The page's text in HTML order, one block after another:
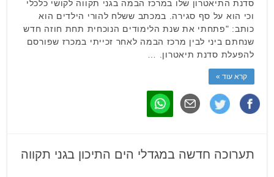
סדנת התיאטרון שלו במרכז הבמה בגני תקווה לקושי כלכלי
וכי הוא על סף סגירה. במכתב ששלח להורי הילדים הוא
כותב: "פתחתי את שנת הלימודים הנוכחית תחת חוזה חדש
שנחתם ביני לבין מרכז הבמה לאחר זכייתי במכרז שפורסם
להפעלת סדנת תיאטרון. …
קרא עוד »
תערוכה חדשה במגדלי הים התיכון בגני תקווה